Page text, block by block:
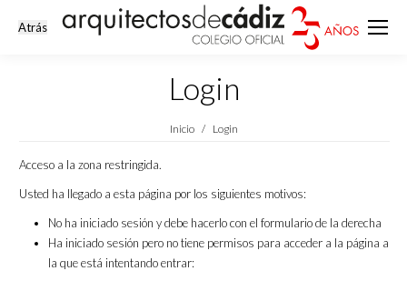
Login
Estás aquí:
Inicio Login
Acceso a la zona restringida.
Usted ha llegado a esta página por los siguientes motivos:
No ha iniciado sesión y debe hacerlo con el formulario de la derecha
Ha iniciado sesión pero no tiene permisos para acceder a la página a
la que está intentando entrar: